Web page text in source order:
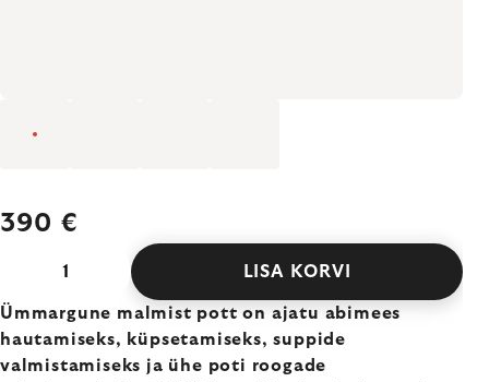
390 €
LISA KORVI
Ümmargune malmist pott on ajatu abimees
hautamiseks, küpsetamiseks, suppide
valmistamiseks ja ühe poti roogade